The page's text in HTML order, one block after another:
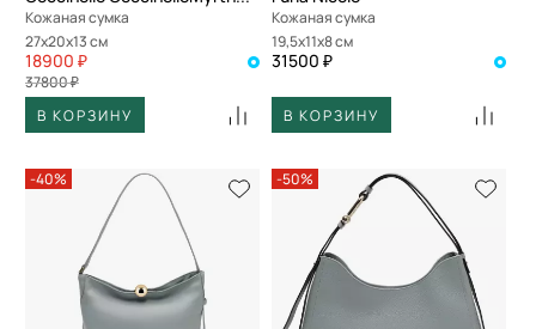
Кожаная сумка
27x20x13 см
18900 ₽
37800 ₽
В КОРЗИНУ
Кожаная сумка
19,5x11x8 см
31500 ₽
В КОРЗИНУ
-40% -50%